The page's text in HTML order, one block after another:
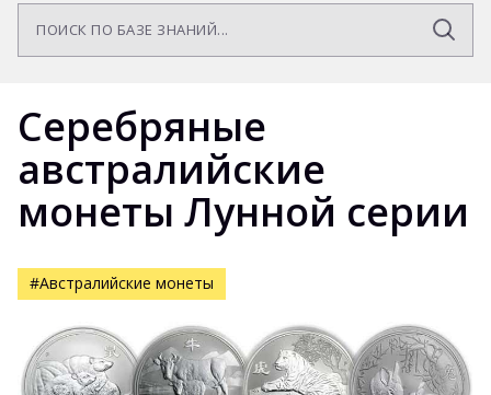
Серебряные
австралийские
монеты Лунной серии
#Австралийские монеты